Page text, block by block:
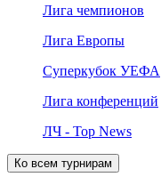
Лига чемпионов
Лига Европы
Суперкубок УЕФА
Лига конференций
ЛЧ - Top News
Ко всем турнирам